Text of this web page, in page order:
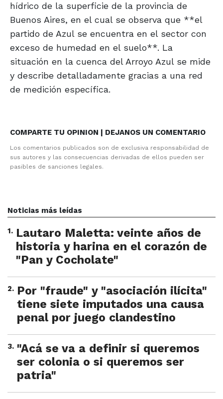
hídrico de la superficie de la provincia de
Buenos Aires, en el cual se observa que **el
partido de Azul se encuentra en el sector con
exceso de humedad en el suelo**. La
situación en la cuenca del Arroyo Azul se mide
y describe detalladamente gracias a una red
de medición específica.
COMPARTE TU OPINION | DEJANOS UN COMENTARIO
Los comentarios publicados son de exclusiva responsabilidad de
sus autores y las consecuencias derivadas de ellos pueden ser
pasibles de sanciones legales.
Noticias más leídas
1. Lautaro Maletta: veinte años de
historia y harina en el corazón de
"Pan y Cocholate"
2. Por "fraude" y "asociación ilícita"
tiene siete imputados una causa
penal por juego clandestino
3. "Acá se va a definir si queremos
ser colonia o si queremos ser
patria"